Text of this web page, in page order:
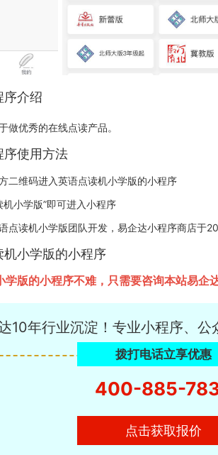
序介绍
做优秀的在线点读产品。
序使用方法
二维码进入英语点读机小学版的小程序
小学版”即可进入小程序
点读机小学版团队开发，易企达小程序商店于
小学版的小程序
版的小程序不难，只需要咨询本站易企
10年行业沉淀！专业小程序、
拨打电话立享优惠
400-885-
点击获取报价